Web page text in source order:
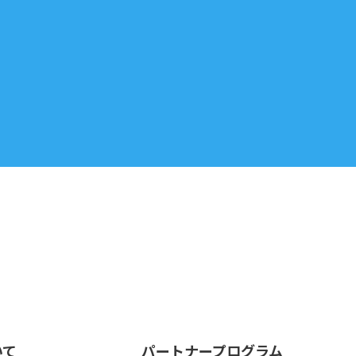
パートナープログラム